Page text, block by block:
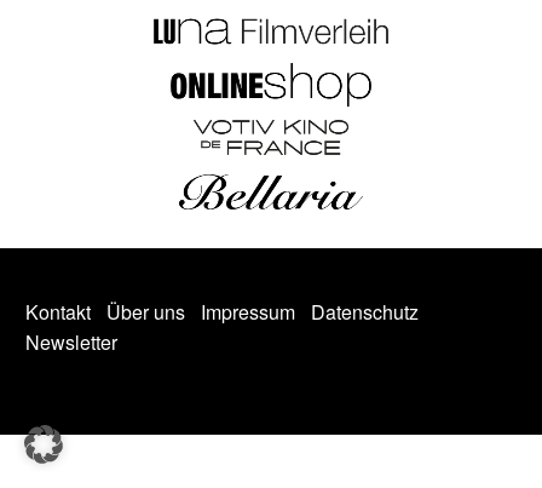
Kontakt Über uns Impressum
Datenschutz
Newsletter